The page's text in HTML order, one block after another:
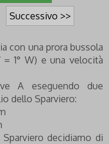
Successivo >>
con una prora bussola
= 1° W) e una velocità
A eseguendo due
dello Sparviero:
decidiamo di